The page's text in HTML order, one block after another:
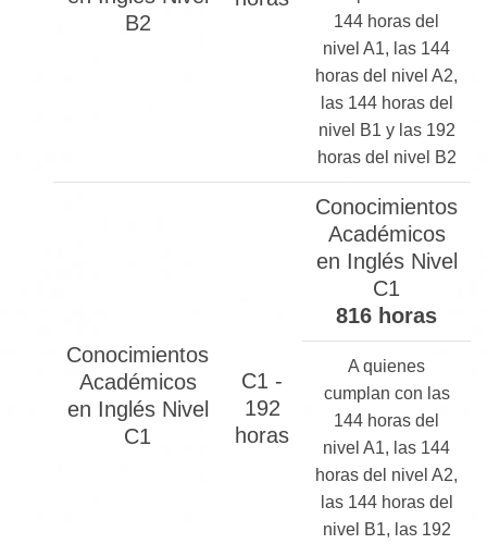
B2
144 horas del
nivel A1, las 144
horas del nivel A2,
las 144 horas del
nivel B1 y las 192
horas del nivel B2
Conocimientos
Académicos
en Inglés Nivel
C1
C1 -
192
horas
Conocimientos
Académicos
en Inglés Nivel
C1
816 horas
A quienes
cumplan con las
144 horas del
nivel A1, las 144
horas del nivel A2,
las 144 horas del
nivel B1, las 192